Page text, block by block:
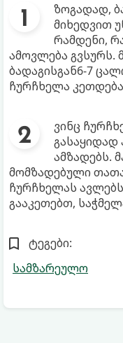
ზოგადად,
მიხედვით
რამდენი,
ამოვლება
ბადაგისგან6-7
ჩურჩხელა
ვინც
გასაყიდად
ამზადებს.
მომზადებული
ჩურჩხელას
გააკეთებთ,
ტეგები:
სამზარეულო